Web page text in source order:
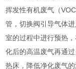
挥发性有机废气（
管，切换阀引导气体
室的过程中进行预热
化后的高温废气再通
热床，降低净化废气